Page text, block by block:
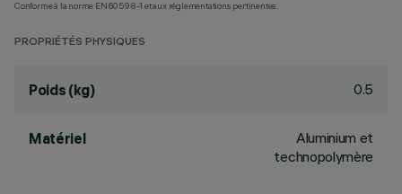
Conforme à la norme EN60598-1 et aux réglementations pertinentes.
PROPRIÉTÉS PHYSIQUES
Poids (kg) 0.5
Matériel
Aluminium et
technopolymère